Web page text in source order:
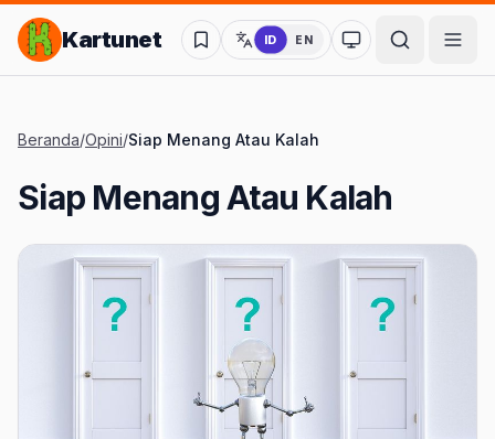
Lompat ke Konten Utama
Kartunet ID EN
Ubah ke mode
Beranda/Opini/Siap Menang Atau Kalah
Siap Menang Atau Kalah